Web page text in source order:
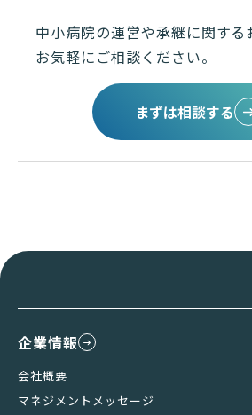
中小病院の運営や承継に関する
お気軽にご相談ください。
まずは相談する
企業情報
会社概要
マネジメントメッセージ